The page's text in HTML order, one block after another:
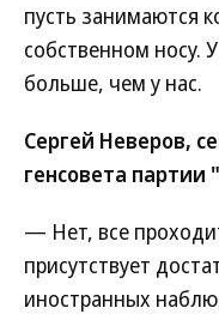
пусть занимаются
собственном носу.
больше, чем у нас.
Сергей Неверов,
генсовета партии
— Нет, все
присутствует
иностранных